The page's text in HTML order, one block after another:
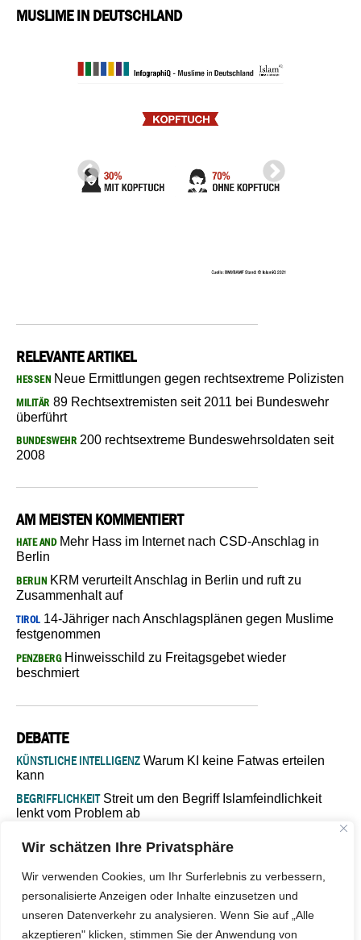
Wir schätzen Ihre Privatsphäre
Wir verwenden Cookies, um Ihr Surferlebnis zu verbessern,
personalisierte Anzeigen oder Inhalte einzusetzen und
unseren Datenverkehr zu analysieren. Wenn Sie auf „Alle
akzeptieren" klicken, stimmen Sie der Anwendung von
MUSLIME IN DEUTSCHLAND
RELEVANTE ARTIKEL
HESSEN Neue Ermittlungen gegen rechtsextreme Polizisten
MILITÄR 89 Rechtsextremisten seit 2011 bei Bundeswehr
überführt
BUNDESWEHR 200 rechtsextreme Bundeswehrsoldaten seit
2008
AM MEISTEN KOMMENTIERT
HATE ANDMehr Hass im Internet nach CSD-Anschlag in
Berlin
BERLIN KRM verurteilt Anschlag in Berlin und ruft zu
Zusammenhalt auf
TIROL14-Jähriger nach Anschlagsplänen gegen Muslime
festgenommen
PENZBERGHinweisschild zu Freitagsgebet wieder
beschmiert
DEBATTE
KÜNSTLICHE INTELLIGENZ Warum KI keine Fatwas erteilen
kann
BEGRIFFLICHKEITStreit um den Begriff Islamfeindlichkeit
lenkt vom Problem ab
Verantwortung bleibt“
ISLAMISCHE FAKULTÄT IN MÜNSTEREine kritische Schwelle für
die deutsche Religionspolitik
GASTBEITRAGWarum die muslimische Welt eine neue